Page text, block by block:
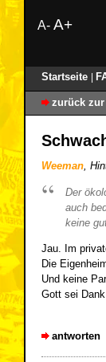
A- A+
Startseite
zurück zur
Weeman
Der
auch
keine
Jau. Im
Die
Und keine
Gott sei
antworten